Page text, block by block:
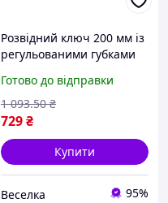
Розвідний ключ 200 мм із
регульованими губками
автосервісу ергономічна
ручка FLAME
Готово до відправки
729₴
1 093.50 ₴
Купити
Веселка 95%